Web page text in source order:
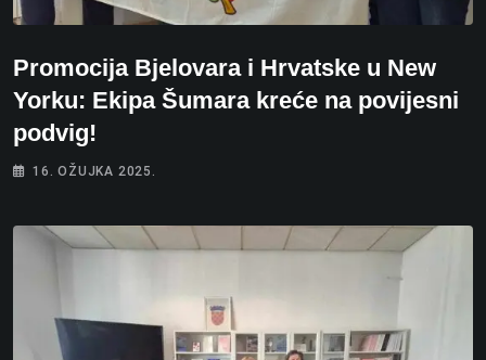
Promocija Bjelovara i Hrvatske u New
Yorku: Ekipa Šumara kreće na povijesni
podvig!
16. OŽUJKA 2025.